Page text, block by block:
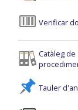
Verificar
Catàleg de
Tauler